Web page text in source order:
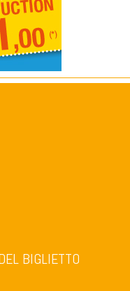
BIGLIETTO